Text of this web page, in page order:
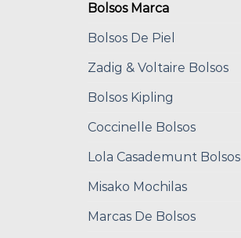
Bolsos Marca
Bolsos De Piel
Zadig & Voltaire Bolsos
Bolsos Kipling
Coccinelle Bolsos
Lola Casademunt Bolsos
Misako Mochilas
Marcas De Bolsos